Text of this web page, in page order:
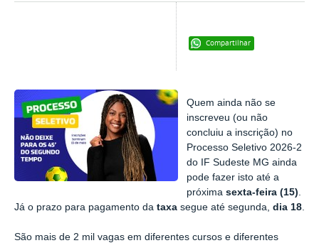
Compartilhar
Quem ainda não se
inscreveu (ou não
concluiu a inscrição) no
Processo Seletivo 2026-2
do IF Sudeste MG ainda
pode fazer isto até a
próximasexta-feira (15).
Já o prazo para pagamento da taxa segue até segunda, dia 18.
São mais de 2 mil vagas em diferentes cursos e diferentes